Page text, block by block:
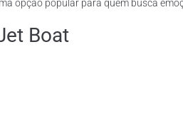
opção popular para quem busca
Boat